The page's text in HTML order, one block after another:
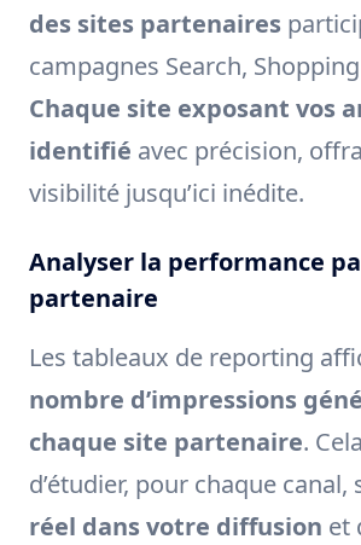
des sites partenaires
campagnes Search,
Chaque site exposant vos
identifié avec précision,
visibilité jusqu’ici inédite.
Analyser la performance
partenaire
Les tableaux de reporting
nombre d’impressions
chaque site partenaire.
d’étudier, pour chaque canal,
réel dans votre diffusion et